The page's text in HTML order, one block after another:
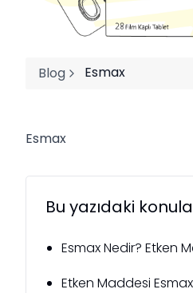
Blog Esmax
Esmax
Bu yazıdaki
Esmax Nedir? Etken
Etken Maddesi